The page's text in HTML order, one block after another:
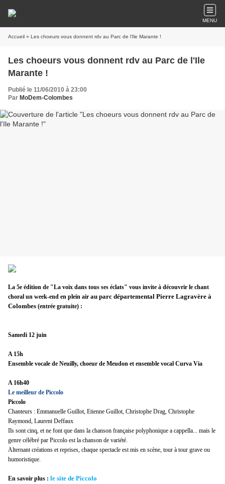
MENU
Accueil » Les choeurs vous donnent rdv au Parc de l'Ile Marante !
Les choeurs vous donnent rdv au Parc de l'Ile
Marante !
Publié le 11/06/2010 à 23:00
Par MoDem-Colombes
La 5e édition de "La voix dans tous ses éclats" vous invite à découvrir le chant
choral un week-end en plein air au parc départemental Pierre Lagravère à
Colombes (entrée gratuite) :
Samedi 12 juin
A 15h
Ensemble vocale de Neuilly, choeur de Meudon et ensemble vocal Curva Via
A 16h40
Le meilleur de Piccolo
Piccolo
Chanteurs : Emmanuelle Guillot, Etienne Guillot, Christophe Drag, Christophe
Raymond, Laurent Deffaux
Ils sont cinq, et ne font que dans la chanson française polyphonique a cappella... mais le
genre célébré par Piccolo est la chanson de variété.
Alternant créations et reprises, chaque spectacle est mis en scène, tour à tour grave ou
humoristique.
En savoir plus : le site de Piccolo